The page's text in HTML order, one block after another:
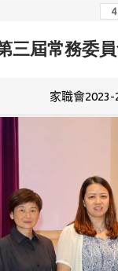
三屆常務委
家職會